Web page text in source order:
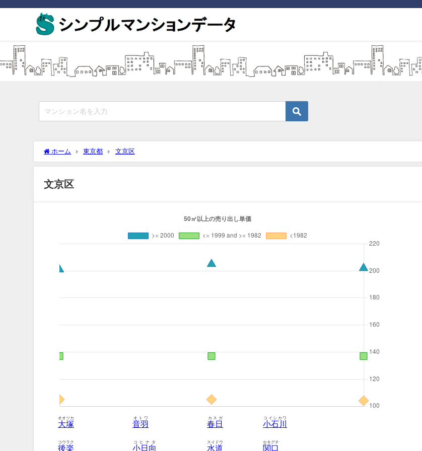
ホーム 東京都 文京区
文京区
大塚
オオツカ
音羽
オトワ
春日
カスガ
小石川
コイシカワ
後楽
コウラク
小日向
コヒナタ
水道
スイドウ
関口
セキグチ